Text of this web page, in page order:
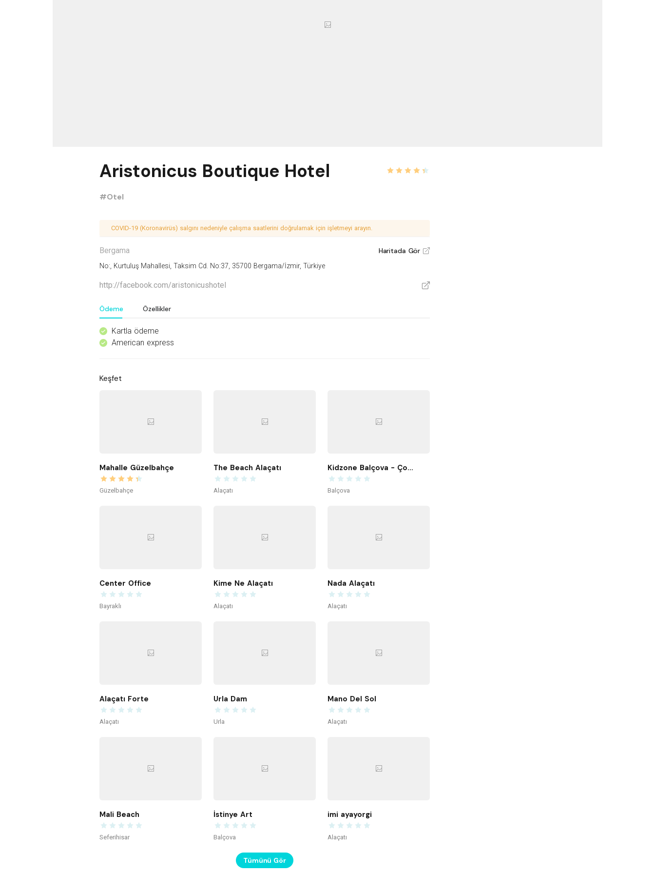
Aristonicus Boutique Hotel
#Otel
COVID-19 (Koronavirüs) salgını nedeniyle çalışma saatlerini doğrulamak için işletmeyi arayın.
Bergama Haritada Gör V
No:, Kurtuluş Mahallesi, Taksim Cd. No:37, 35700 Bergama/İzmir, Türkiye
http://facebook.com/aristonicushotel V
Ödeme Özellikler
^ Kartla ödeme
^ American express
Keşfet
Mahalle Güzelbahçe
Güzelbahçe
The Beach Alaçatı
Alaçatı
Kidzone Balçova - Çocuk Gelişim ve Aktivite Merkezi
Balçova
Center Office
Bayraklı
Kime Ne Alaçatı
Alaçatı
Nada Alaçatı
Alaçatı
Alaçatı Forte
Alaçatı
Urla Dam
Urla
Mano Del Sol
Alaçatı
Mali Beach
Seferihisar
İstinye Art
Balçova
imi ayayorgi
Alaçatı
Tümünü Gör